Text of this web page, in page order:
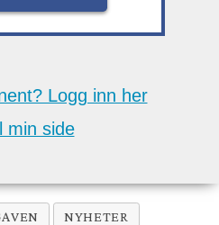
Logg inn her
min side
NYHETER